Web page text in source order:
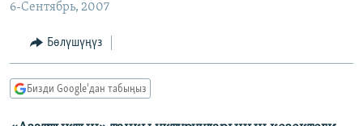
МАДАНИЯТ
ТВ ПРОГРАММАЛАР
БҮГҮН АЗАТТЫКТА
ПОДКАСТ
6-Сентябрь, 2007
Бөлүшүңүз
Бизди Google'дан табыңыз